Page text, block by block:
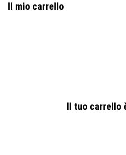
Il mio carrello
Il tuo carrello